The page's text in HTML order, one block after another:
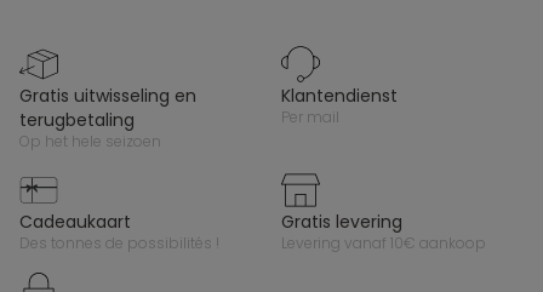
gratis uitwisseling en
terugbetaling
op het hele seizoen
klantendienst
per mail
cadeaukaart
des tonnes de possibilités !
gratis levering
levering vanaf 10€ aankoop